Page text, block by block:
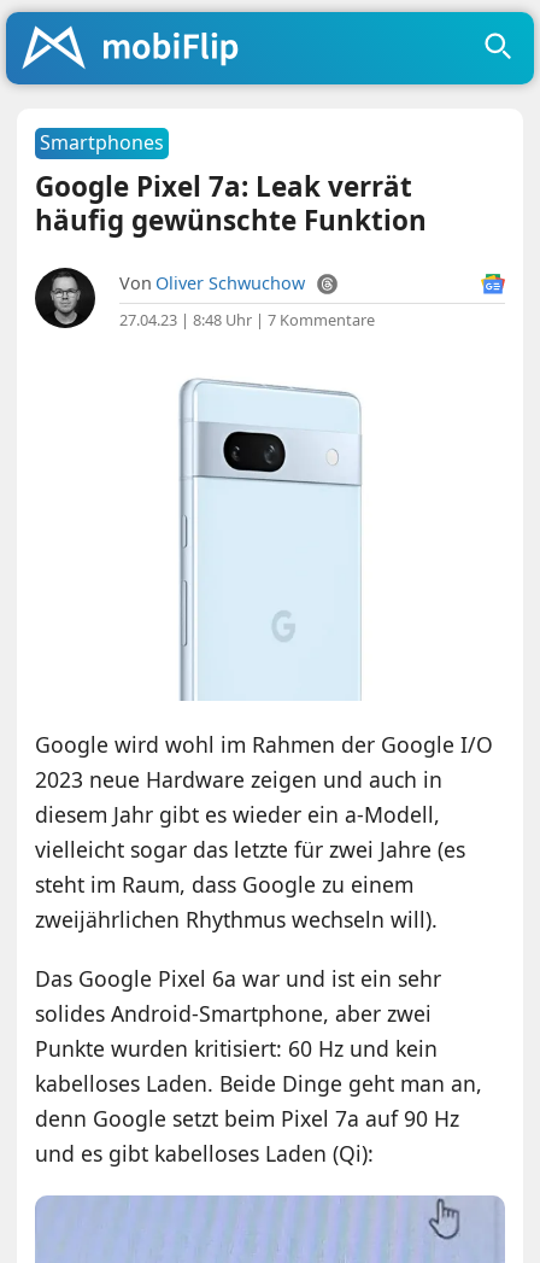
Smartphones
Google Pixel 7a: Leak verrät
häufig gewünschte Funktion
Von Oliver Schwuchow
27.04.23 | 8:48 Uhr |7 Kommentare
Google wird wohl im Rahmen der Google I/O
2023 neue Hardware zeigen und auch in
diesem Jahr gibt es wieder ein a-Modell,
vielleicht sogar das letzte für zwei Jahre (es
steht im Raum, dass Google zu einem
zweijährlichen Rhythmus wechseln will).
Das Google Pixel 6a war und ist ein sehr
solides Android-Smartphone, aber zwei
Punkte wurden kritisiert: 60 Hz und kein
kabelloses Laden. Beide Dinge geht man an,
denn Google setzt beim Pixel 7a auf 90 Hz
und es gibt kabelloses Laden (Qi):